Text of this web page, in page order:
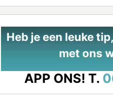
Heb je een leuke
met ons
APP ONS! T.